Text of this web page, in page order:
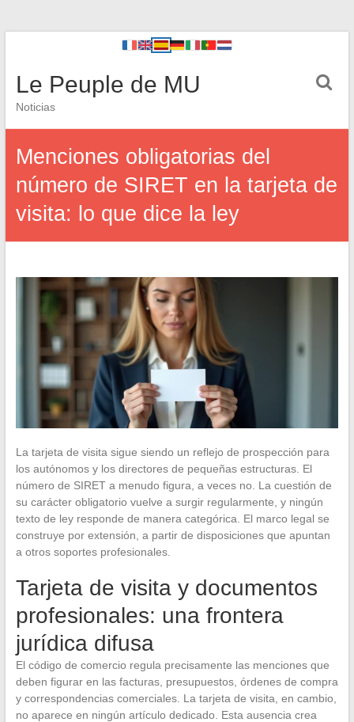
Le Peuple de MU
Noticias
Menciones obligatorias del
número de SIRET en la tarjeta de
visita: lo que dice la ley
La tarjeta de visita sigue siendo un reflejo de prospección para
los autónomos y los directores de pequeñas estructuras. El
número de SIRET a menudo figura, a veces no. La cuestión de
su carácter obligatorio vuelve a surgir regularmente, y ningún
texto de ley responde de manera categórica. El marco legal se
construye por extensión, a partir de disposiciones que apuntan
a otros soportes profesionales.
Tarjeta de visita y documentos
profesionales: una frontera
jurídica difusa
El código de comercio regula precisamente las menciones que
deben figurar en las facturas, presupuestos, órdenes de compra
y correspondencias comerciales. La tarjeta de visita, en cambio,
no aparece en ningún artículo dedicado. Esta ausencia crea